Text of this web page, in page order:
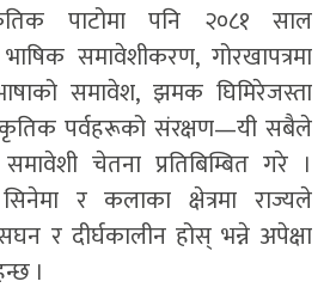
पाटोमा पनि २०८१ साल
समावेशीकरण, गोरखापत्रमा
समावेश, झमक घिमिरेजस्ता
पर्वहरूको संरक्षण—यी सबैले
चेतना प्रतिबिम्बित गरे ।
सिनेमा र कलाका क्षेत्रमा राज्यले
र दीर्घकालीन होस् भन्ने अपेक्षा
।